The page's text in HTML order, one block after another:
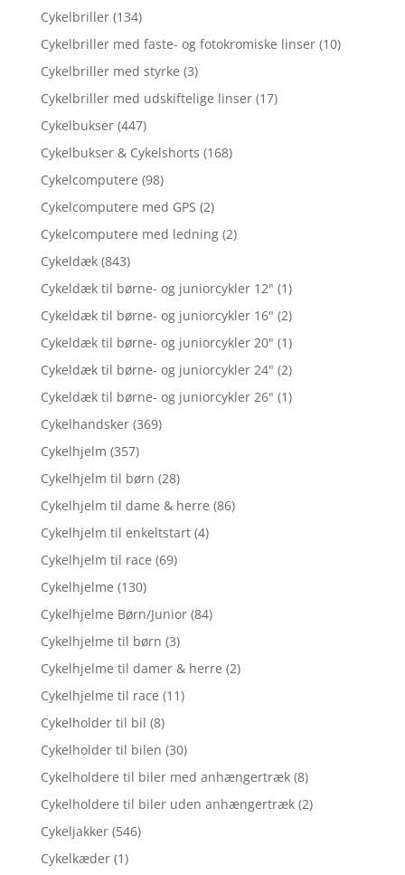
Cykelbriller (134)
Cykelbriller med faste- og fotokromiske linser (10)
Cykelbriller med styrke (3)
Cykelbriller med udskiftelige linser (17)
Cykelbukser (447)
Cykelbukser & Cykelshorts (168)
Cykelcomputere (98)
Cykelcomputere med GPS (2)
Cykelcomputere med ledning (2)
Cykeldæk (843)
Cykeldæk til børne- og juniorcykler 12" (1)
Cykeldæk til børne- og juniorcykler 16" (2)
Cykeldæk til børne- og juniorcykler 20" (1)
Cykeldæk til børne- og juniorcykler 24" (2)
Cykeldæk til børne- og juniorcykler 26" (1)
Cykelhandsker (369)
Cykelhjelm (357)
Cykelhjelm til børn (28)
Cykelhjelm til dame & herre (86)
Cykelhjelm til enkeltstart (4)
Cykelhjelm til race (69)
Cykelhjelme (130)
Cykelhjelme Børn/Junior (84)
Cykelhjelme til børn (3)
Cykelhjelme til damer & herre (2)
Cykelhjelme til race (11)
Cykelholder til bil (8)
Cykelholder til bilen (30)
Cykelholdere til biler med anhængertræk (8)
Cykelholdere til biler uden anhængertræk (2)
Cykeljakker (546)
Cykelkæder (1)